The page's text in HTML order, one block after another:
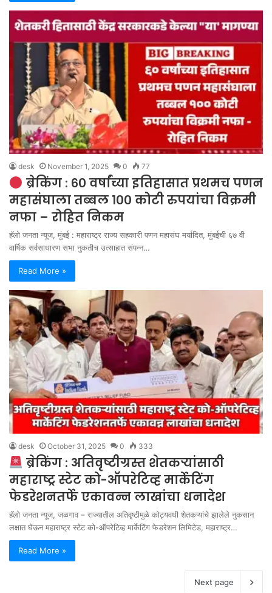
desk November 1, 2025 0 77
ब्रेकिंग : ६० वर्षांच्या इतिहासात प्रथमच पणन
महासंघाला तब्बल १०० कोटी रुपयांचा विक्रमी
नफा – रोहित निकम
हॅलो जनता न्यूज, मुंबई : महाराष्ट्र राज्य सहकारी पणन महासंघ मर्यादित, मुंबईची ६७ वी
वार्षिक सर्वसाधारण सभा नुकतीच उत्साहात संपन्न…
Read More »
desk October 31, 2025 0 333
ब्रेकिंग : अतिवृष्टीग्रस्त शेतकऱ्यांसाठी
महाराष्ट्र स्टेट को-ऑपरेटिव्ह मार्केटिंग
फेडरेशनतर्फे एकावन्न लाखांचा धनादेश
हॅलो जनता न्यूज, जळगाव – राज्यातील अतिवृष्टीमुळे कोट्यवधी शेतकऱ्यांचे झालेले नुकसान
लक्षात घेऊन महाराष्ट्र स्टेट को-ऑपरेटिव्ह मार्केटिंग फेडरेशन लिमिटेड, महाराष्ट्र…
Read More »
Next page